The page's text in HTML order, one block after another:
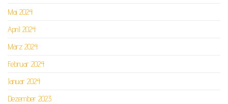
Mai 2024
April 2024
März 2024
Februar 2024
Januar 2024
Dezember 2023